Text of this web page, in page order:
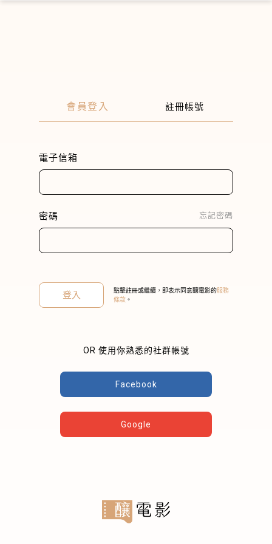
會員登入 註冊帳號
電子信箱
密碼 忘記密碼
登入 點擊註冊或繼續，即表示同意釀電影的服務
條款 。
OR 使用你熟悉的社群帳號
Facebook
Google